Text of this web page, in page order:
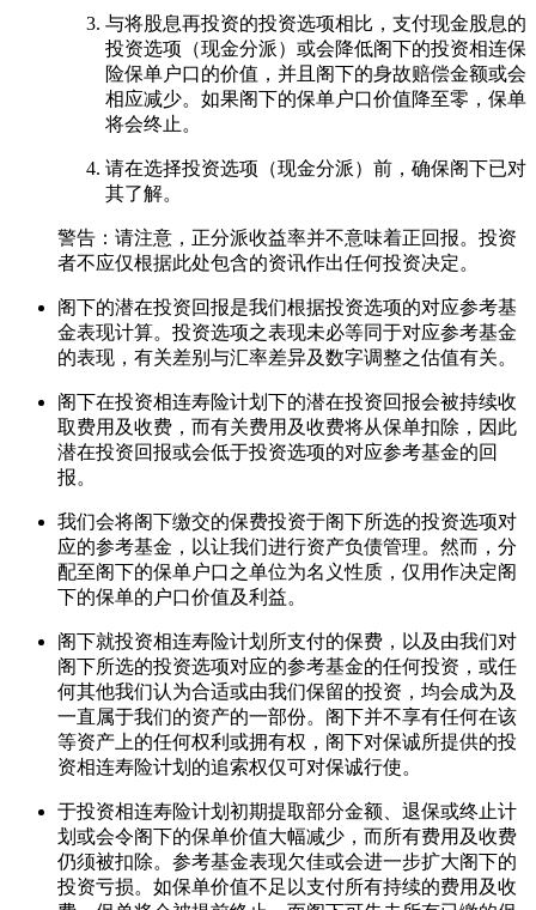
与将股息再投资的投资选项相比，支付现金股息的
投资选项（现金分派）或会降低阁下的投资相连保
险保单户口的价值，并且阁下的身故赔偿金额或会
相应减少。如果阁下的保单户口价值降至零，保单
将会终止。
请在选择投资选项（现金分派）前，确保阁下已对
其了解。
警告：请注意，正分派收益率并不意味着正回报。投资
者不应仅根据此处包含的资讯作出任何投资决定。
阁下的潜在投资回报是我们根据投资选项的对应参考基
金表现计算。投资选项之表现未必等同于对应参考基金
的表现，有关差别与汇率差异及数字调整之估值有关。
阁下在投资相连寿险计划下的潜在投资回报会被持续收
取费用及收费，而有关费用及收费将从保单扣除，因此
潜在投资回报或会低于投资选项的对应参考基金的回
报。
我们会将阁下缴交的保费投资于阁下所选的投资选项对
应的参考基金，以让我们进行资产负债管理。然而，分
配至阁下的保单户口之单位为名义性质，仅用作决定阁
下的保单的户口价值及利益。
阁下就投资相连寿险计划所支付的保费，以及由我们对
阁下所选的投资选项对应的参考基金的任何投资，或任
何其他我们认为合适或由我们保留的投资，均会成为及
一直属于我们的资产的一部份。阁下并不享有任何在该
等资产上的任何权利或拥有权，阁下对保诚所提供的投
资相连寿险计划的追索权仅可对保诚行使。
于投资相连寿险计划初期提取部分金额、退保或终止计
划或会令阁下的保单价值大幅减少，而所有费用及收费
仍须被扣除。参考基金表现欠佳或会进一步扩大阁下的
投资亏损。如保单价值不足以支付所有持续的费用及收